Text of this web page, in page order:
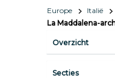
Europe Italië
La Maddalena-
Overzicht
Secties